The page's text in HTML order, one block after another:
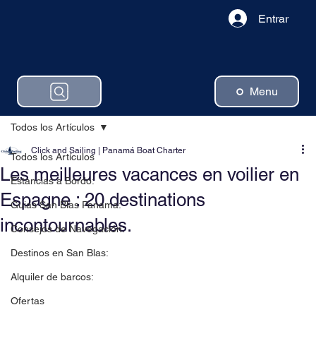
Menu
Entrar
Todos los Artículos
Estancias a Bordo:
Guias San Blas Panama:
Consejos de Navegación:
Destinos en San Blas:
Alquiler de barcos:
Ofertas
Todos los Artículos
Les meilleures vacances en voilier en
Espagne : 20 destinations
incontournables.
Click and Sailing | Panamá Boat Charter